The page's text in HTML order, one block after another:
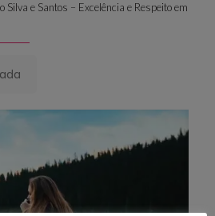
e Santos – Excelência e Respeito em